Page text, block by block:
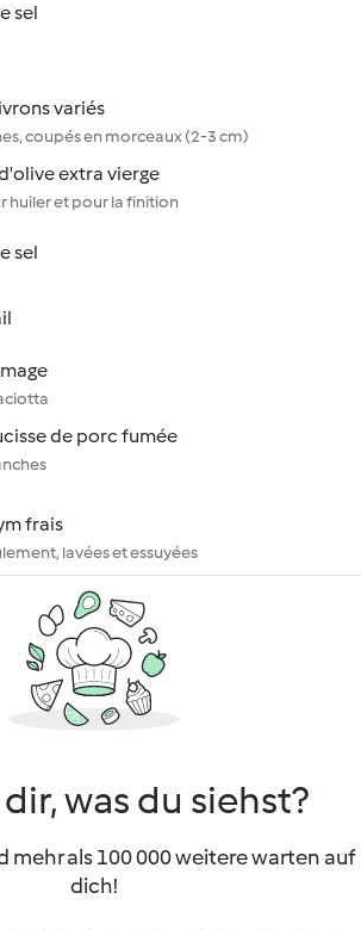
sel
variés
coupés en morceaux (2-3 cm)
extra vierge
huiler et pour la finition
sel
de porc fumée
frais
lavées et essuyées
was du siehst?
mehr als 100 000 weitere warten auf
dich!